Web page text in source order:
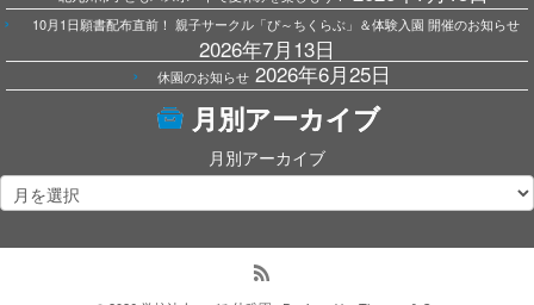
10月1日願書配布直前！ 親子サークル「ぴ～ちくらぶ」＆体験入園 開催のお知らせ
2026年7月13日
休園のお知らせ 2026年6月25日
月別アーカイブ
月別アーカイブ